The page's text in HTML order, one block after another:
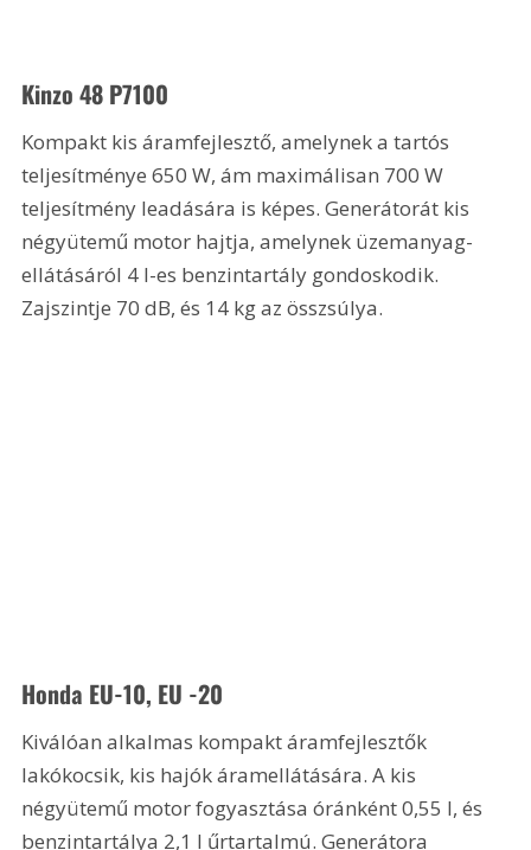
Kinzo 48 P7100
Kompakt kis áramfejlesztő, amelynek a tartós
teljesítménye 650 W, ám maximálisan 700 W
teljesítmény leadására is képes. Generátorát kis
négyütemű motor hajtja, amelynek üzemanyag-
ellátásáról 4 l-es benzintartály gondoskodik.
Zajszintje 70 dB, és 14 kg az összsúlya.
Honda EU-10, EU -20
Kiválóan alkalmas kompakt áramfejlesztők
lakókocsik, kis hajók áramellátására. A kis
négyütemű motor fogyasztása óránként 0,55 l, és
benzintartálya 2,1 l űrtartalmú. Generátora